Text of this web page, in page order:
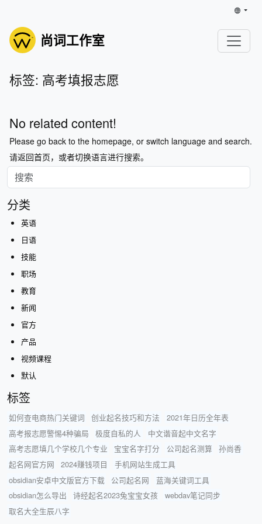
尚词工作室
标签: 高考填报志愿
No related content!
Please go back to the homepage, or switch language and search.
请返回首页，或者切换语言进行搜索。
分类
英语
日语
技能
职场
教育
新闻
官方
产品
视频课程
默认
标签
如何查电商热门关键词 创业起名技巧和方法
2021年日历全年表
高考报志愿警惕4种骗局
极度自私的人
中文谐音起中文名字
高考志愿填几个学校几个专业
宝宝名字打分 公司起名测算
孙尚香
起名网官方网
2024赚钱项目
手机网站生成工具
obsidian安卓中文版官方下载
公司起名网
蓝海关键词工具
obsidian怎么导出
诗经起名2023兔宝宝女孩
webdav笔记同步
取名大全生辰八字